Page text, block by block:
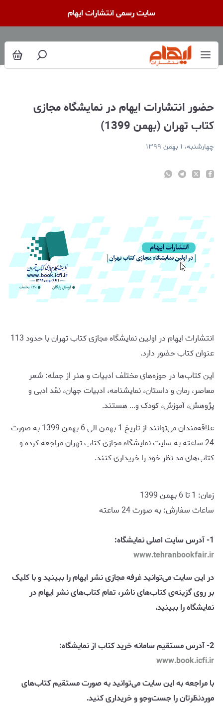
سایت رسمی انتشارات ایهام
حضور انتشارات ایهام در نمایشگاه مجازی
کتاب تهران (بهمن 1399)
چهارشنبه، ۱ بهمن ۱۳۹۹
انتشارات ایهام در اولین نمایشگاه مجازی کتاب تهران با حدود 113
عنوان کتاب حضور دارد.
این کتاب‌ها در حوزه‌های مختلف ادبیات و هنر از جمله: شعر
معاصر، رمان و داستان، نمایشنامه، ادبیات جهان، نقد ادبی و
پژوهش، آموزش، کودک و... هستند.
علاقه‌مندان می‌توانند از تاریخ 1 بهمن الی 6 بهمن 1399 به صورت
24 ساعته به سایت نمایشگاه مجازی کتاب تهران مراجعه کرده و
کتاب‌های مد نظر خود را خریداری کنند.
زمان: 1 تا 6 بهمن 1399
ساعات سفارش: به صورت 24 ساعته
1- آدرس سایت اصلی نمایشگاه:
www.tehranbookfair.ir
در این سایت می‌توانید غرفه مجازی نشر ایهام را ببینید و با کلیک
بر روی گزینه‌ی کتاب‌های ناشر، تمام کتاب‌های نشر ایهام در
نمایشگاه را ببینید.
2- آدرس مستقیم سامانه خرید کتاب از نمایشگاه:
www.book.icfi.ir
با مراجعه به این سایت می‌توانید به صورت مستقیم کتاب‌های
موردنظرتان را جست‌وجو و خریداری کنید.